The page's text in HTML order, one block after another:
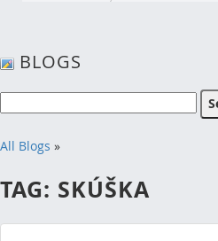
MIROSLAV
BLOGS
All Blogs »
TAG: SKÚŠKA